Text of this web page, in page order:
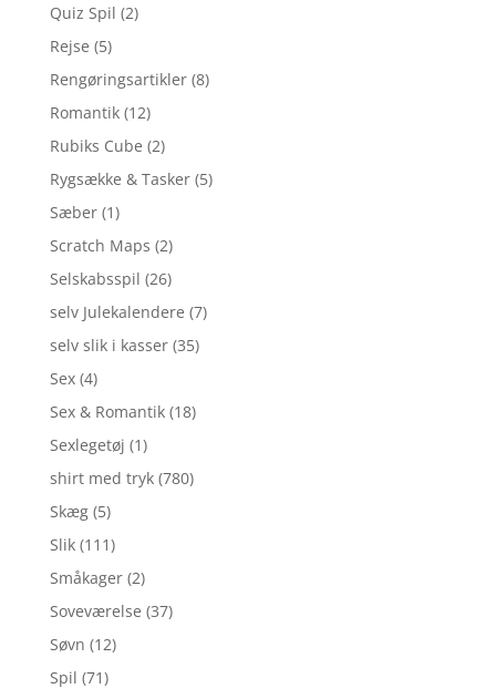
Quiz Spil (2)
Rejse (5)
Rengøringsartikler (8)
Romantik (12)
Rubiks Cube (2)
Rygsække & Tasker (5)
Sæber (1)
Scratch Maps (2)
Selskabsspil (26)
selv Julekalendere (7)
selv slik i kasser (35)
Sex (4)
Sex & Romantik (18)
Sexlegetøj (1)
shirt med tryk (780)
Skæg (5)
Slik (111)
Småkager (2)
Soveværelse (37)
Søvn (12)
Spil (71)